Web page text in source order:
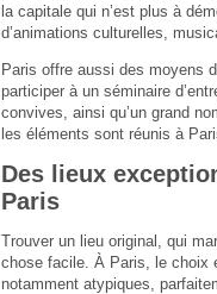
la capitale qui n’est plus à
d’animations culturelles,
Paris offre aussi des moyens
participer à un séminaire
convives, ainsi qu’un grand
les éléments sont réunis à
Des lieux
Paris
Trouver un lieu original, qui
chose facile. À Paris, le choix
notamment atypiques,